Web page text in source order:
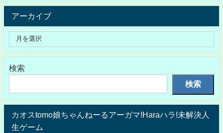
アーカイブ
検索
検索
カオスtomo娘ちゃんねーるアーガマ!Haraハラ!未解決人
生ゲーム